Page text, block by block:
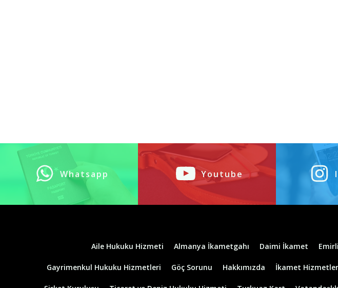
Whatsapp Youtube
Aile Hukuku Hizmeti Almanya İkametgahı Daimi İkamet
Gayrimenkul Hukuku Hizmetleri Göç Sorunu Hakkımızda İkamet